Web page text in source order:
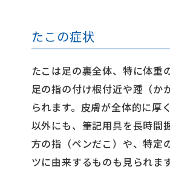
たこの症状
たこは足の裏全体、特に体重
足の指の付け根付近や踵（か
られます。皮膚が全体的に厚
以外にも、筆記用具を長時間
方の指（ペンだこ）や、特定
ツに由来するものも見られます